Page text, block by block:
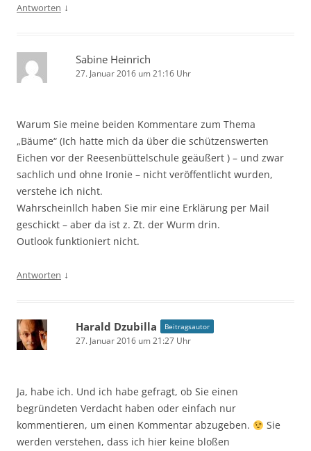
Antworten ↓
Sabine Heinrich
27. Januar 2016 um 21:16 Uhr
Warum Sie meine beiden Kommentare zum Thema
„Bäume“ (Ich hatte mich da über die schützenswerten
Eichen vor der Reesenbüttelschule geäußert ) – und zwar
sachlich und ohne Ironie – nicht veröffentlicht wurden,
verstehe ich nicht.
Wahrscheinllch haben Sie mir eine Erklärung per Mail
geschickt – aber da ist z. Zt. der Wurm drin.
Outlook funktioniert nicht.
Antworten ↓
Harald Dzubilla Beitragsautor
27. Januar 2016 um 21:27 Uhr
Ja, habe ich. Und ich habe gefragt, ob Sie einen
begründeten Verdacht haben oder einfach nur
kommentieren, um einen Kommentar abzugeben.
Sie
werden verstehen, dass ich hier keine bloßen